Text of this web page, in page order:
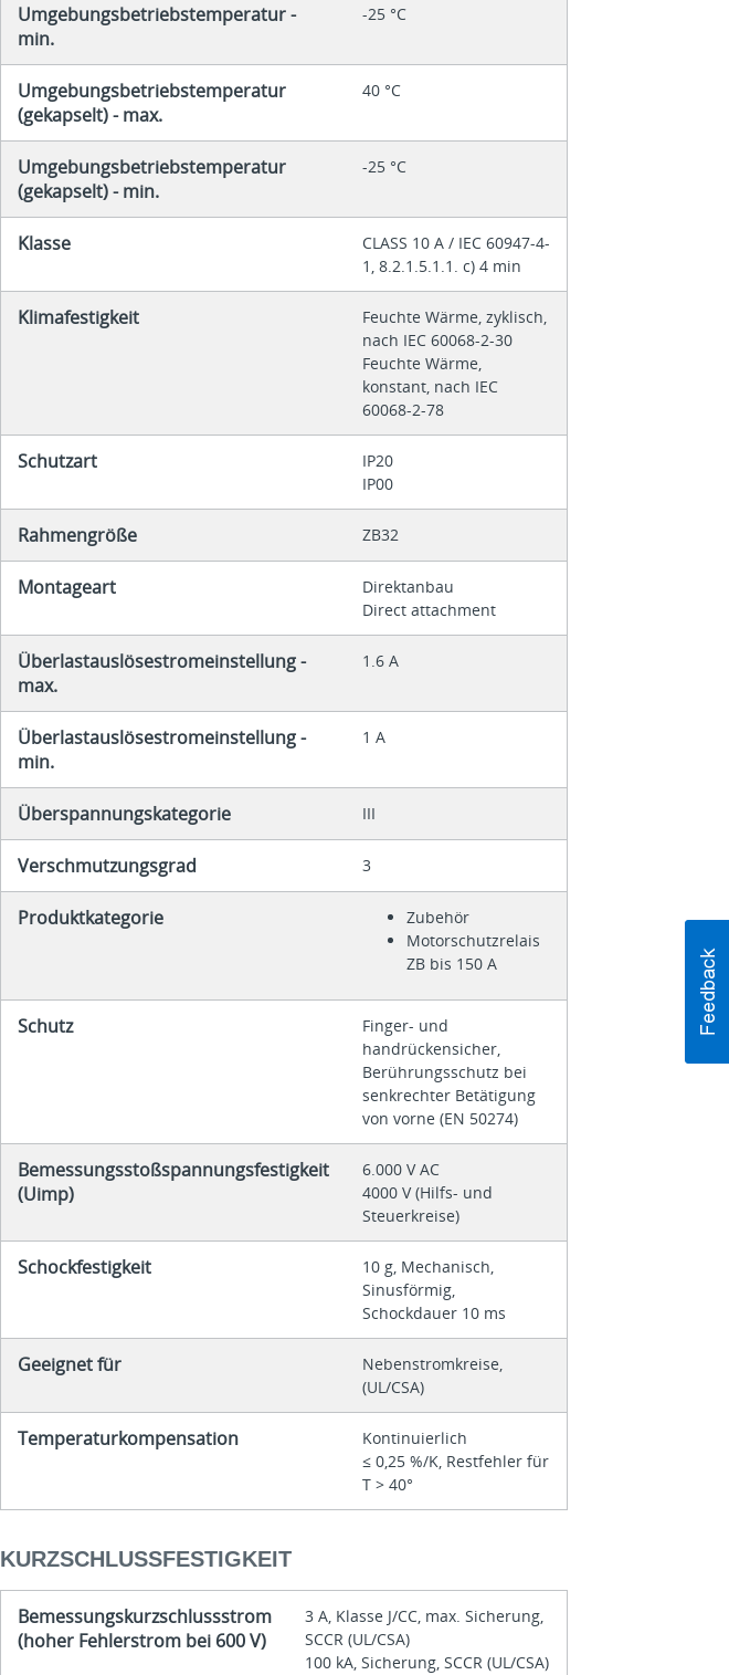
Umgebungsbetriebstemperatur -
min.
-25 °C
Umgebungsbetriebstemperatur
(gekapselt) - max.
40 °C
Umgebungsbetriebstemperatur
(gekapselt) - min.
-25 °C
Klasse
CLASS 10 A / IEC 60947-4-
1, 8.2.1.5.1.1. c) 4 min
Klimafestigkeit
Feuchte Wärme, zyklisch,
nach IEC 60068-2-30
Feuchte Wärme,
konstant, nach IEC
60068-2-78
Schutzart
IP20
IP00
Rahmengröße ZB32
Montageart
Direktanbau
Direct attachment
Überlastauslösestromeinstellung -
max.
1.6 A
Überlastauslösestromeinstellung -
min.
1 A
Überspannungskategorie III
Verschmutzungsgrad 3
Produktkategorie
Zubehör
Motorschutzrelais
ZB bis 150 A
Schutz
Finger- und
handrückensicher,
Berührungsschutz bei
senkrechter Betätigung
von vorne (EN 50274)
Bemessungsstoßspannungsfestigkeit
(Uimp)
6.000 V AC
4000 V (Hilfs- und
Steuerkreise)
Schockfestigkeit
10 g, Mechanisch,
Sinusförmig,
Schockdauer 10 ms
Geeignet für
Nebenstromkreise,
(UL/CSA)
Temperaturkompensation
Kontinuierlich
≤ 0,25 %/K, Restfehler für
T > 40°
KURZSCHLUSSFESTIGKEIT
Bemessungskurzschlussstrom
(hoher Fehlerstrom bei 600 V)
3 A, Klasse J/CC, max. Sicherung,
SCCR (UL/CSA)
100 kA, Sicherung, SCCR (UL/CSA)